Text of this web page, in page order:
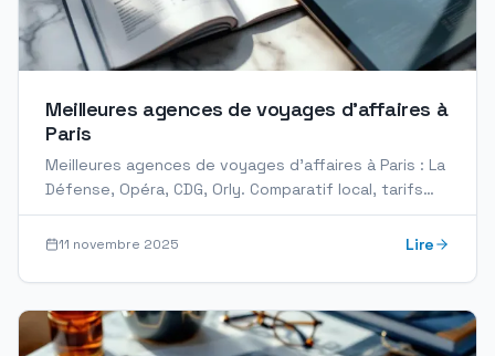
Meilleures agences de voyages d’affaires à
Paris
Meilleures agences de voyages d'affaires à Paris : La
Défense, Opéra, CDG, Orly. Comparatif local, tarifs
négociés hôtels et critères de sélection.
11 novembre 2025 Lire